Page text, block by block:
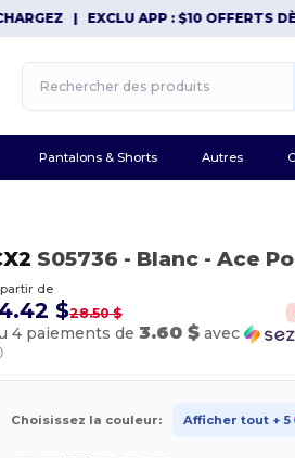
|EXCLU APP : $10 OFFERTS DÈS
Pantalons & Shorts Autres
S05736 - Blanc- Ace
de
$28.50 $
4 paiements de 3.60 $avec
Choisissez la couleur: Afficher tout + 5